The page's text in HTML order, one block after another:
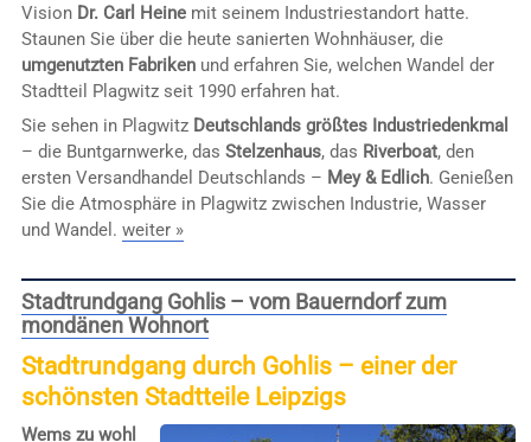
Vision Dr. Carl Heinemit seinem Industriestandort hatte.
Staunen Sie über die heute sanierten Wohnhäuser, die
umgenutzten Fabrikenund erfahren Sie, welchen Wandel der
Stadtteil Plagwitz seit 1990 erfahren hat.
Sie sehen in Plagwitz Deutschlands größtes Industriedenkmal
– die Buntgarnwerke, das Stelzenhaus, das Riverboat, den
ersten Versandhandel Deutschlands – Mey & Edlich. Genießen
Sie die Atmosphäre in Plagwitz zwischen Industrie, Wasser
und Wandel. weiter »
Stadtrundgang Gohlis – vom Bauerndorf zum
mondänen Wohnort
Stadtrundgang durch Gohlis – einer der
schönsten Stadtteile Leipzigs
Wems zu wohl